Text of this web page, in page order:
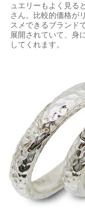
ュエリーもよく見る
さん。比較的価格が
スメできるブランド
展開されていて、身
してくれます。